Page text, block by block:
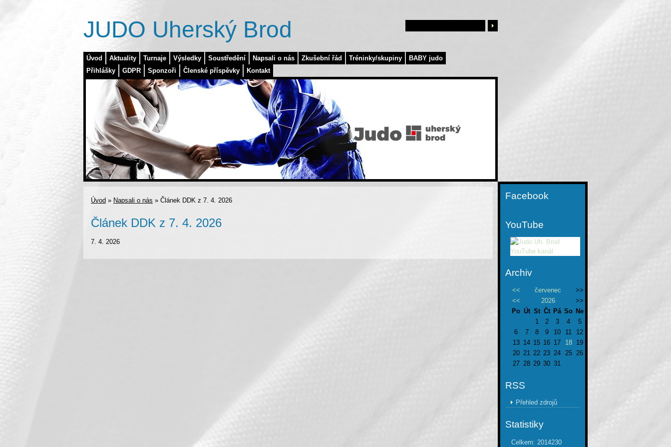
Úvod Aktuality Turnaje Výsledky Soustředění Napsali o nás Zkušební řád Tréninky/skupiny
BABY judo
Přihlášky
GDPR Sponzoři Členské příspěvky Kontakt
JUDO Uherský Brod
Úvod » Napsali o nás » Článek DDK z 7. 4. 2026
Článek DDK z 7. 4. 2026
7. 4. 2026
Facebook
YouTube
Archiv
<< červenec
>>
<<
2026
>>
Po Út St Čt Pá So Ne
1
2 3 4
5
6
7 8 9 10 11
12
13 14 15 16 17 18
19
20 21 22 23 24 25 26
27 28 29 30 31
RSS
Přehled zdrojů
Statistiky
Celkem: 2014230